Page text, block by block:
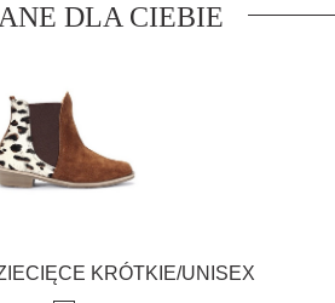
DLA CIEBIE
KRÓTKIE/UNISEX